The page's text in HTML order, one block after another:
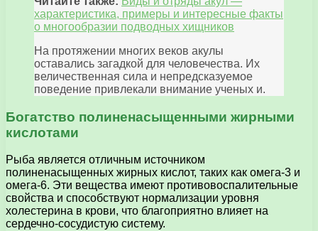
характеристика, примеры и интересные факты
о многообразии подводных хищников
На протяжении многих веков акулы
оставались загадкой для человечества. Их
величественная сила и непредсказуемое
поведение привлекали внимание ученых и.
Богатство полиненасыщенными жирными
кислотами
Рыба является отличным источником
полиненасыщенных жирных кислот, таких как омега-3 и
омега-6. Эти вещества имеют противовоспалительные
свойства и способствуют нормализации уровня
холестерина в крови, что благоприятно влияет на
сердечно-сосудистую систему.